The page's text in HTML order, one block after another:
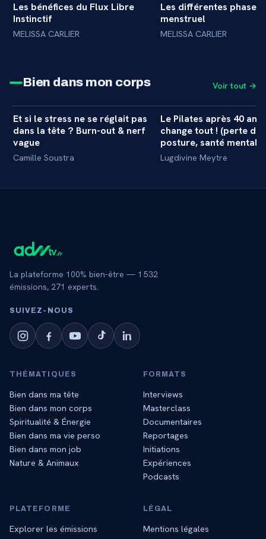
INTERVIEW
Les bénéfices du Flux Libre
Instinctif
MELISSA CARLIER
INTERVIEW
Les différentes phases
menstruel
MELISSA CARLIER
Bien dans mon corps Voir tout →
MASTERCLASS +
34 min
Et si le stress ne se réglait pas
dans la tête ? Burn-out & nerf
vague
Camille Soustra
MASTERCLASS
Le Pilates après 40 ans
change tout ! (perte de
posture, santé
Lugdivine Meytre
La plateforme 100% bien-être — 1 532
émissions, 271 experts.
SUIVEZ‑NOUS
THÉMATIQUES
Bien dans ma tête
Bien dans mon corps
Spiritualité & Énergie
Bien dans ma vie perso
Bien dans mon job
Nature & Animaux
FORMATS
Interviews
Masterclass
Documentaires
Reportages
Initiations
Expériences
Podcasts
PLATEFORME
Explorer les émissions
LÉGAL
Mentions légales